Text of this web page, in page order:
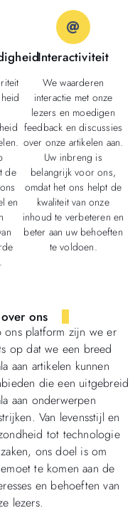
de
en
Interactiviteit
We waarderen
interactie met onze
lezers en moedigen
feedback en discussies
over onze artikelen aan.
Uw inbreng is
belangrijk voor ons,
omdat het ons helpt de
kwaliteit van onze
inhoud te verbeteren en
beter aan uw behoeften
te voldoen.
over ons
ons platform zijn we er
op dat we een breed
aan artikelen kunnen
die een uitgebreid
aan onderwerpen
Van levensstijl en
tot technologie
ons doel is om
te komen aan de
en behoeften van
lezers.